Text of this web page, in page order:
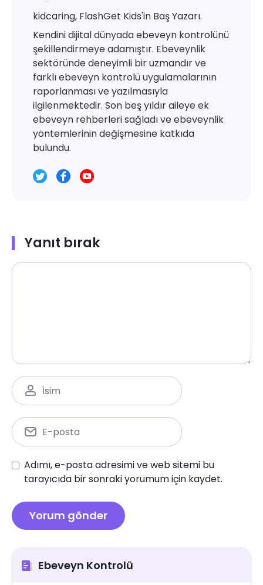
kidcaring, FlashGet Kids'in Baş Yazarı.
Kendini dijital dünyada ebeveyn kontrolünü
şekillendirmeye adamıştır. Ebeveynlik
sektöründe deneyimli bir uzmandır ve
farklı ebeveyn kontrolü uygulamalarının
raporlanması ve yazılmasıyla
ilgilenmektedir. Son beş yıldır aileye ek
ebeveyn rehberleri sağladı ve ebeveynlik
yöntemlerinin değişmesine katkıda
bulundu.
Yanıt bırak
Adımı, e-posta adresimi ve web sitemi bu
tarayıcıda bir sonraki yorumum için kaydet.
Ebeveyn Kontrolü